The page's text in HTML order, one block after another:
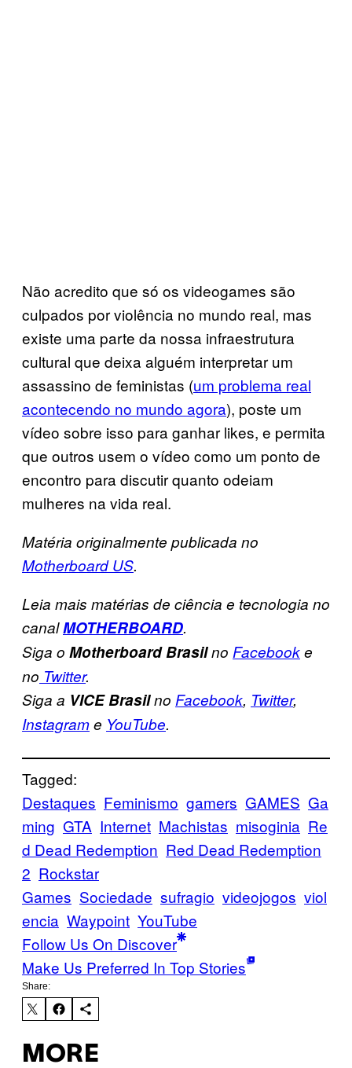
Não acredito que só os videogames são
culpados por violência no mundo real, mas
existe uma parte da nossa infraestrutura
cultural que deixa alguém interpretar um
assassino de feministas (um problema real
acontecendo no mundo agora), poste um
vídeo sobre isso para ganhar likes, e permita
que outros usem o vídeo como um ponto de
encontro para discutir quanto odeiam
mulheres na vida real.
Matéria originalmente publicada no
Motherboard US.
Leia mais matérias de ciência e tecnologia no
canalMOTHERBOARD.
Siga o Motherboard Brasilno Facebooke
no Twitter.
Siga a VICE Brasilno Facebook, Twitter,
Instagrame YouTube.
Tagged:
Destaques Feminismo gamers GAMES Ga
ming GTA Internet Machistas misoginia Re
d Dead Redemption Red Dead Redemption
2 Rockstar
Games Sociedade sufragio videojogos viol
encia Waypoint YouTube
Follow Us On Discover
Make Us Preferred In Top Stories
Share:
MORE